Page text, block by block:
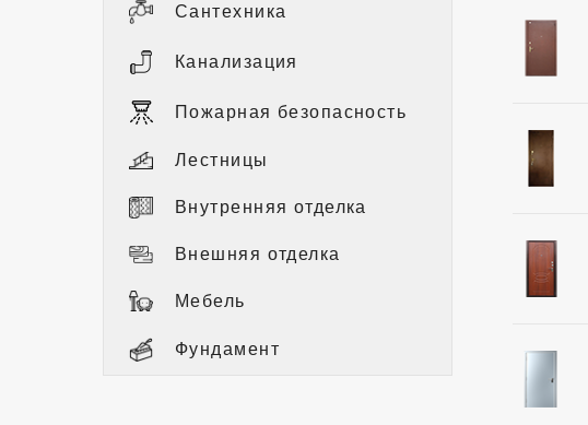
Сантехника
Канализация
Пожарная безопасность
Лестницы
Внутренняя отделка
Внешняя отделка
Мебель
Фундамент